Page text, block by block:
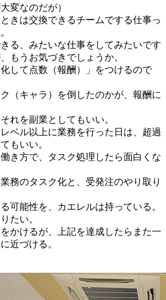
変なのだが）
きは交換できるチームでする仕事っ
る、みたいな仕事をしてみたいです
もうお気づきでしょうか。
して点数（報酬）」をつけるので
（キャラ）を倒したのかが、報酬に
れを副業としてもいい。
ベル以上に業務を行った日は、超過
もいい。
き方で、タスク処理したら面白くな
務のタスク化と、受発注のやり取り
可能性を、カエレルは持っている。
たい。
かけるが、上記を達成したらまた一
近づける。